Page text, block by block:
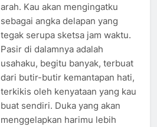
arah. Kau akan mengingatku
sebagai angka delapan yang
tegak serupa sketsa jam waktu.
Pasir di dalamnya adalah
usahaku, begitu banyak, terbuat
dari butir-butir kemantapan hati,
terkikis oleh kenyataan yang kau
buat sendiri. Duka yang akan
menggelapkan harimu lebih